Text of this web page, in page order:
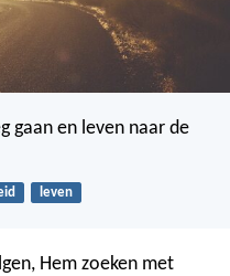
gaan en leven naar de
leven
Hem zoeken met